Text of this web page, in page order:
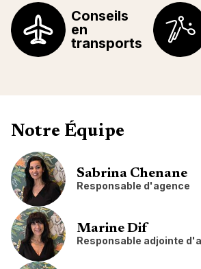
Conseils
en
transports
Notre Équipe
Sabrina Chenane
Responsable d'agence
Marine Dif
Responsable adjointe